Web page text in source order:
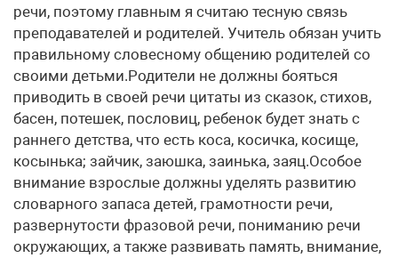
речи, поэтому главным я считаю тесную связь
преподавателей и родителей. Учитель обязан учить
правильному словесному общению родителей со
своими детьми.Родители не должны бояться
приводить в своей речи цитаты из сказок, стихов,
басен, потешек, пословиц, ребенок будет знать с
раннего детства, что есть коса, косичка, косище,
косынька; зайчик, заюшка, заинька, заяц.Особое
внимание взрослые должны уделять развитию
словарного запаса детей, грамотности речи,
развернутости фразовой речи, пониманию речи
окружающих, а также развивать память, внимание,